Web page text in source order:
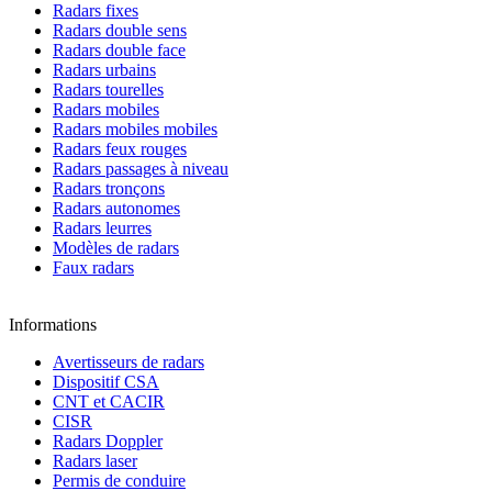
Radars fixes
Radars double sens
Radars double face
Radars urbains
Radars tourelles
Radars mobiles
Radars mobiles mobiles
Radars feux rouges
Radars passages à niveau
Radars tronçons
Radars autonomes
Radars leurres
Modèles de radars
Faux radars
Informations
Avertisseurs de radars
Dispositif CSA
CNT et CACIR
CISR
Radars Doppler
Radars laser
Permis de conduire